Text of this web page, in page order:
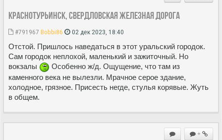
Краснотурьинск, Свердловская железная дорога
#791967 Bobbi86 02 дек 2023, 18:40
Отстой. Пришлось наведаться в этот уральский городок.
Сам городок неплохой, маленький и зажиточный. Но
вокзалы
Особенно ж/д. Ощущение, что там из
каменного века не вылезли. Мрачное серое здание,
холодное, грязное. Присесть негде, стулья корявые. Жуть
в общем.
+